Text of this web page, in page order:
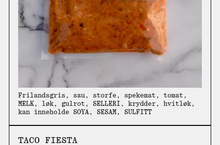
Frilandsgris, sau, storfe, spekemat, tomat,
MELK, løk, gulrot, SELLERI, krydder, hvitløk,
kan inneholde SOYA, SESAM, SULFITT
TACO FIESTA